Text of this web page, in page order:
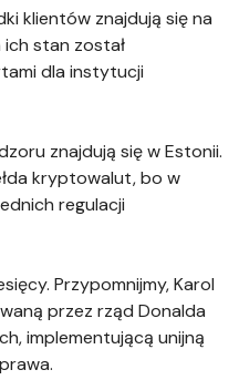
klientów znajdują się na
stan został
dla instytucji
znajdują się w Estonii.
kryptowalut, bo w
regulacji
Przypomnijmy, Karol
przez rząd Donalda
implementującą unijną